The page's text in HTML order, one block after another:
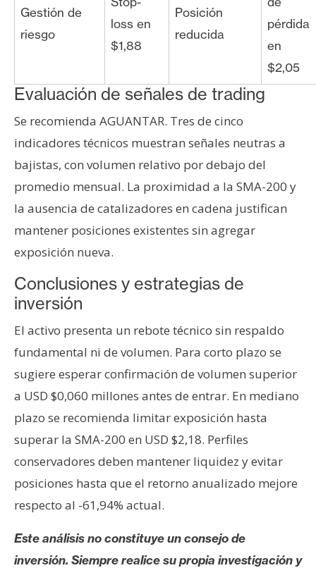
Gestión de
riesgo
loss en
$1,88
Posición
reducida
pérdida
en
$2,05
Evaluación de señales de trading
Se recomienda AGUANTAR. Tres de cinco
indicadores técnicos muestran señales neutras a
bajistas, con volumen relativo por debajo del
promedio mensual. La proximidad a la SMA-200 y
la ausencia de catalizadores en cadena justifican
mantener posiciones existentes sin agregar
exposición nueva.
Conclusiones y estrategias de
inversión
El activo presenta un rebote técnico sin respaldo
fundamental ni de volumen. Para corto plazo se
sugiere esperar confirmación de volumen superior
a USD $0,060 millones antes de entrar. En mediano
plazo se recomienda limitar exposición hasta
superar la SMA-200 en USD $2,18. Perfiles
conservadores deben mantener liquidez y evitar
posiciones hasta que el retorno anualizado mejore
respecto al -61,94% actual.
Este análisis no constituye un consejo de
inversión. Siempre realice su propia investigación y